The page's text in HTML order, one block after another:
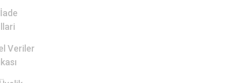
Veriler